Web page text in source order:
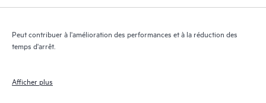
Peut contribuer à l'amélioration des performances et à la réduction des
temps d'arrêt.
Afficher plus